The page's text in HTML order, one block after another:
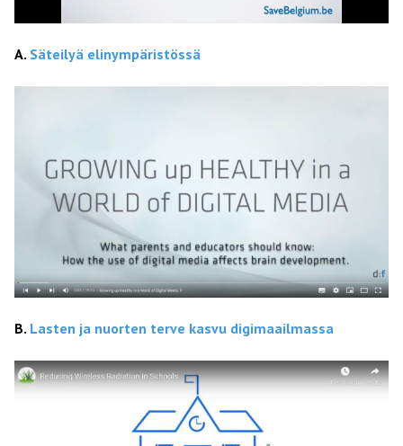
A. Säteilyä elinympäristössä
B. Lasten ja nuorten terve kasvu digimaailmassa